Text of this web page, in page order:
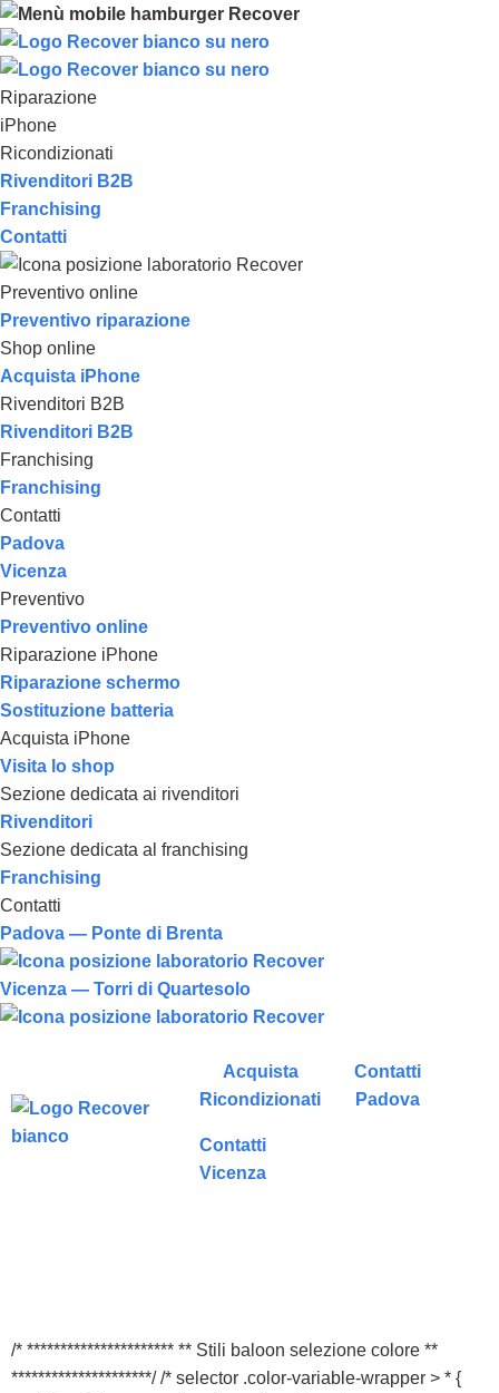
Riparazione
iPhone
Ricondizionati
Rivenditori B2B
Franchising
Contatti
Preventivo online
Preventivo riparazione
Shop online
Acquista iPhone
Rivenditori B2B
Rivenditori B2B
Franchising
Franchising
Contatti
Padova
Vicenza
Preventivo
Preventivo online
Riparazione iPhone
Riparazione schermo
Sostituzione batteria
Acquista iPhone
Visita lo shop
Sezione dedicata ai rivenditori
Rivenditori
Sezione dedicata al franchising
Franchising
Contatti
Padova — Ponte di Brenta
Vicenza — Torri di Quartesolo
Acquista
Ricondizionati
Contatti
Padova
Contatti
Vicenza
/* ********************** ** Stili baloon selezione colore **
*********************/ /* selector .color-variable-wrapper > * {